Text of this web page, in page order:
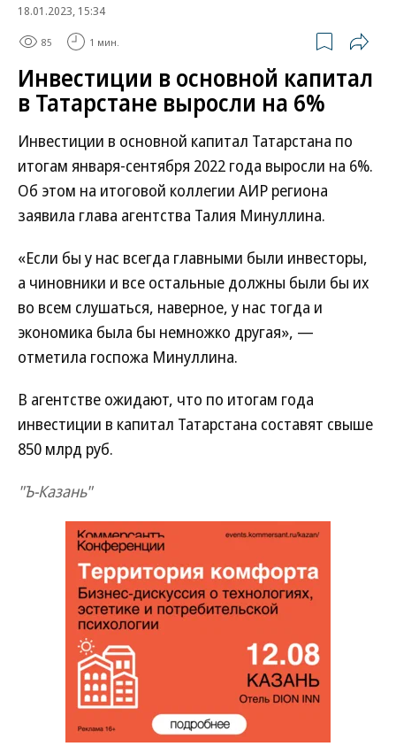
18.01.2023, 15:34
85 1 мин.
Инвестиции в основной капитал
в Татарстане выросли на 6%
Инвестиции в основной капитал Татарстана по
итогам января-сентября 2022 года выросли на 6%.
Об этом на итоговой коллегии АИР региона
заявила глава агентства Талия Минуллина.
«Если бы у нас всегда главными были инвесторы,
а чиновники и все остальные должны были бы их
во всем слушаться, наверное, у нас тогда и
экономика была бы немножко другая», —
отметила госпожа Минуллина.
В агентстве ожидают, что по итогам года
инвестиции в капитал Татарстана составят свыше
850 млрд руб.
"Ъ-Казань"